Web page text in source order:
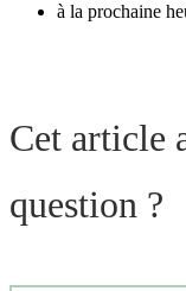
à la prochaine
Cet article
question ?